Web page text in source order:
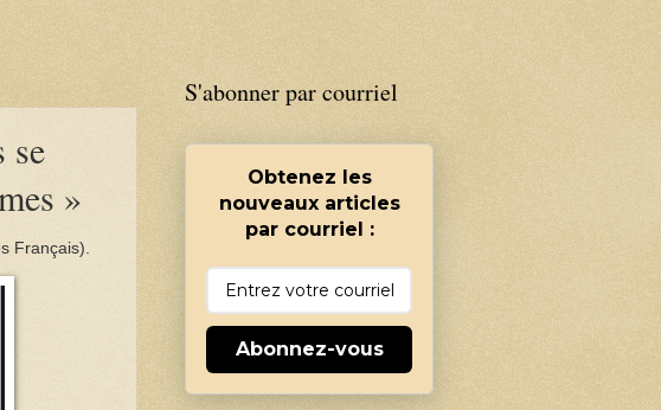
se
»
Français).
S'abonner par courriel
Obtenez les
nouveaux articles
par courriel :
Abonnez-vous